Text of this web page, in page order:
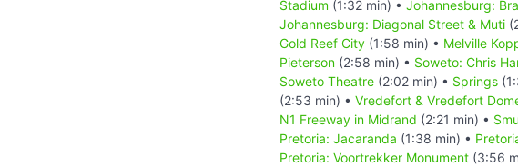
Stadium (1:32 min) • Johannesburg:
Johannesburg: Diagonal Street & Muti
Gold Reef City (1:58 min) • Melville
Pieterson (2:58 min) • Soweto: Chris
Soweto Theatre (2:02 min) • Springs
(2:53 min) • Vredefort & Vredefort
N1 Freeway in Midrand (2:21 min) •
Pretoria: Jacaranda (1:38 min) •
Pretoria: Voortrekker Monument (3:56